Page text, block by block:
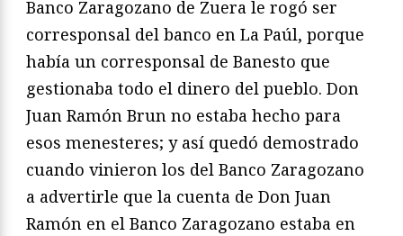
Banco Zaragozano de Zuera le rogó ser
corresponsal del banco en La Paúl, porque
había un corresponsal de Banesto que
gestionaba todo el dinero del pueblo. Don
Juan Ramón Brun no estaba hecho para
esos menesteres; y así quedó demostrado
cuando vinieron los del Banco Zaragozano
a advertirle que la cuenta de Don Juan
Ramón en el Banco Zaragozano estaba en